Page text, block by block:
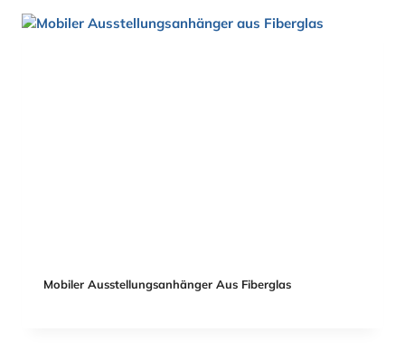
Mobiler Ausstellungsanhänger Aus Fiberglas